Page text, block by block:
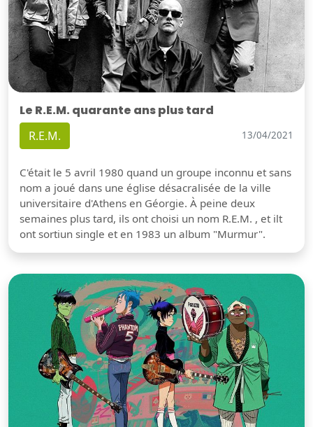
Le R.E.M. quarante ans plus tard
R.E.M. 13/04/2021
C'était le 5 avril 1980 quand un groupe inconnu et sans
nom a joué dans une église désacralisée de la ville
universitaire d'Athens en Géorgie. À peine deux
semaines plus tard, ils ont choisi un nom R.E.M. , et ilt
ont sortiun single et en 1983 un album "Murmur".